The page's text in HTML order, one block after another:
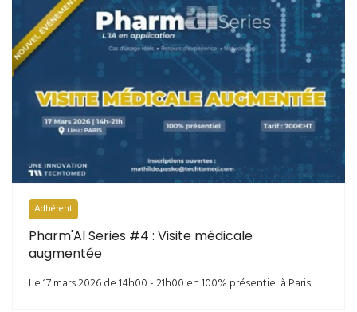
Adhérent
Pharm'AI Series #4 : Visite médicale
augmentée
Le 17 mars 2026 de 14h00 - 21h00 en 100% présentiel à Paris